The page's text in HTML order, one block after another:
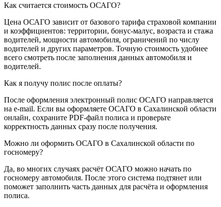
Как считается стоимость ОСАГО?
Цена ОСАГО зависит от базового тарифа страховой компании
и коэффициентов: территории, бонус-малус, возраста и стажа
водителей, мощности автомобиля, ограничений по числу
водителей и других параметров. Точную стоимость удобнее
всего смотреть после заполнения данных автомобиля и
водителей.
Как я получу полис после оплаты?
После оформления электронный полис ОСАГО направляется
на e-mail. Если вы оформляете ОСАГО в Сахалинской области
онлайн, сохраните PDF-файл полиса и проверьте
корректность данных сразу после получения.
Можно ли оформить ОСАГО в Сахалинской области по
госномеру?
Да, во многих случаях расчёт ОСАГО можно начать по
госномеру автомобиля. После этого система подтянет или
поможет заполнить часть данных для расчёта и оформления
полиса.